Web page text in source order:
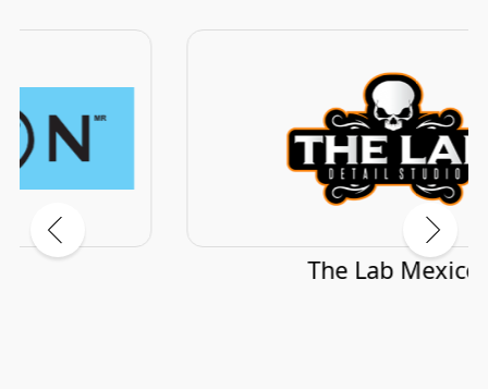
The Lab Mexico